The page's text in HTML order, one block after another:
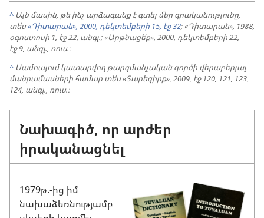
^ Այն մասին, թե ինչ արձագանք է գտել մեր գրականությունը,
տե՛ս«Դիտարան», 2000, դեկտեմբերի 15, էջ 32; «Դիտարան», 1988,
օգոստոսի 1, էջ 22, անգլ.; «Արթնացե՛ք», 2000, դեկտեմբերի 22,
էջ 9, անգլ., ռուս.։
^ Սամոայում կատարվող թարգմանչական գործի վերաբերյալ
մանրամասների համար տե՛ս «Տարեգիրք», 2009, էջ 120, 121, 123,
124, անգլ., ռուս.։
Նախագիծ, որ արժեր
իրականացնել
1979թ.-ից իմ
նախաձեռնությամբ